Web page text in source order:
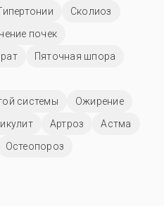
Сколиоз
почек
Пяточная шпора
системы
Ожирение
Артроз
Астма
Остеопороз